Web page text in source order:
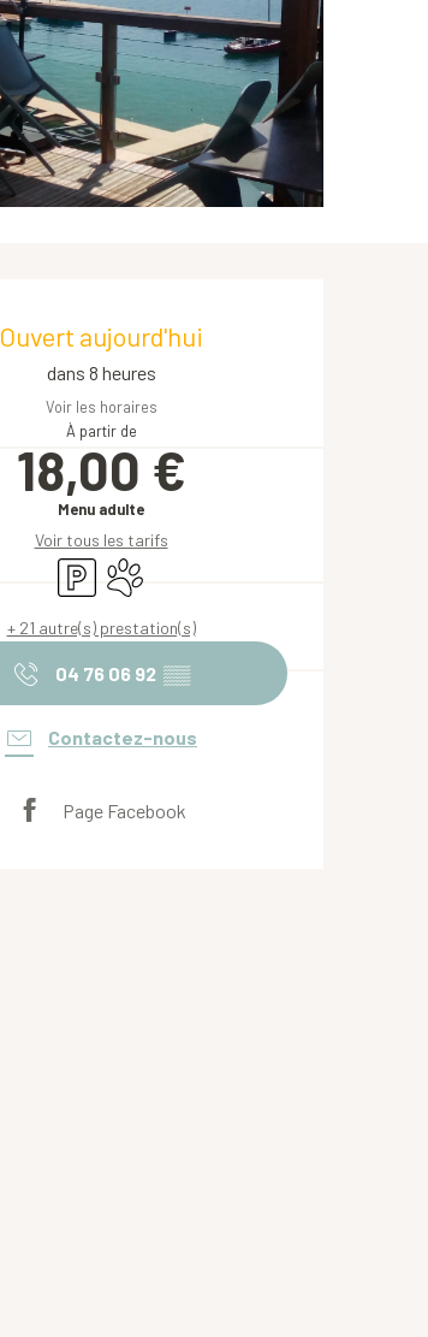
Ouvert aujourd'hui
dans 8 heures
Voir les horaires
À partir de
18,00 €
Menu adulte
Voir tous les tarifs
ParkingAnimaux acceptés
+ 21 autre(s) prestation(s)
04 76 06 92 ▒▒
Contactez-nous
Page Facebook